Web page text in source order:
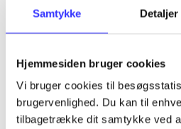
Samtykke Detaljer
Hjemmesiden bruger cookies
Vi bruger cookies til
brugervenlighed. Du kan til
tilbagetrække dit samtykke ved
Tidsskrift
Artiklerne i handler ofte om